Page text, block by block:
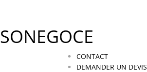
SONEGOCE
CONTACT
DEMANDER UN DEVIS